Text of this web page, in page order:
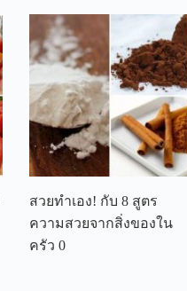
สวยทำเอง! กับ 8 สูตร
ความสวยจากสิ่งของใน
ครัว 0